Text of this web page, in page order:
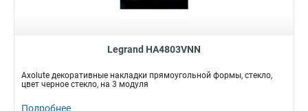
Legrand HA4803VNN
Axolute декоративные накладки прямоугольной формы, стекло,
цвет черное стекло, на 3 модуля
Подробнее